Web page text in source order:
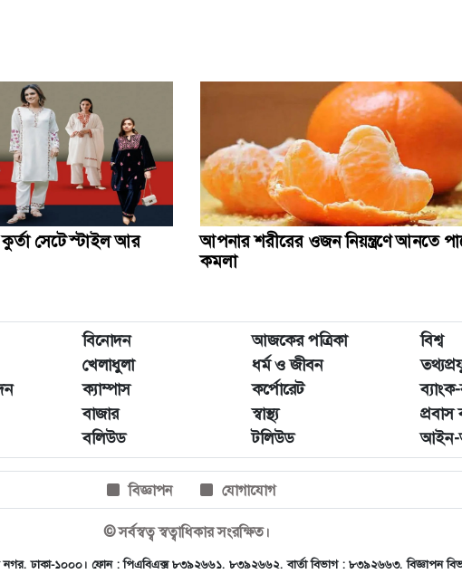
সেটে স্টাইল আর
আপনার শরীরের ওজন নিয়ন্ত্রণে আনতে
কমলা
বিনোদন আজকের পত্রিকা বিশ্ব
খেলাধুলা ধর্ম ও জীবন
ক্যাম্পাস কর্পোরেট
বাজার স্বাস্থ্য প্রবাস
বলিউড টলিউড আইন-
বিজ্ঞাপন যোগাযোগ
© সর্বস্বত্ব স্বত্বাধিকার সংরক্ষিত।
নগর, ঢাকা-১০০০। ফোন : পিএবিএক্স ৮৩৯২৬৬১, ৮৩৯২৬৬২, বার্তা বিভাগ : ৮৩৯২৬৬৩,